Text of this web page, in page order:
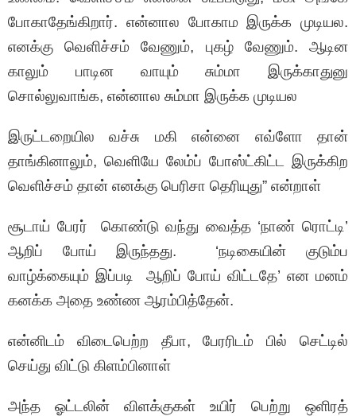
போகாதேங்கிறார். என்னால போகாம இருக்க முடியல.
எனக்கு வெளிச்சம் வேணும், புகழ் வேணும். ஆடின
காலும் பாடின வாயும் சும்மா இருக்காதுனு
சொல்லுவாங்க, என்னால சும்மா இருக்க முடியல
இருட்டறையில வச்சு மகி என்னை எவ்ளோ தான்
தாங்கினாலும், வெளியே லேம்ப் போஸ்ட்கிட்ட இருக்கிற
வெளிச்சம் தான் எனக்கு பெரிசா தெரியுது” என்றாள்
சூடாய் பேரர் கொண்டு வந்து வைத்த ‘நாண் ரொட்டி’
ஆறிப் போய் இருந்தது. ‘நடிகையின் குடும்ப
வாழ்க்கையும் இப்படி ஆறிப் போய் விட்டதே’ என மனம்
கனக்க அதை உண்ண ஆரம்பித்தேன்.
என்னிடம் விடைபெற்ற தீபா, பேரரிடம் பில் செட்டில்
செய்து விட்டு கிளம்பினாள்
அந்த ஓட்டலின் விளக்குகள் உயிர் பெற்று ஒளிரத்